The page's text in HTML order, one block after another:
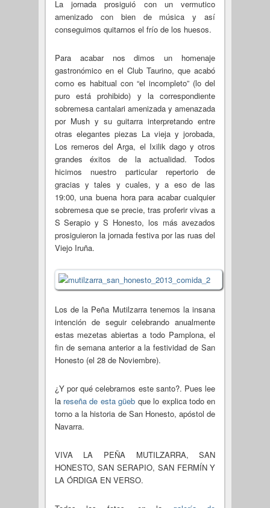
La jornada prosiguió con un vermutico
amenizado con bien de música y así
conseguimos quitarnos el frío de los huesos.
Para acabar nos dimos un homenaje
gastronómico en el Club Taurino, que acabó
como es habitual con “el incompleto” (lo del
puro está prohibido) y la correspondiente
sobremesa cantalari amenizada y amenazada
por Mush y su guitarra interpretando entre
otras elegantes piezas La vieja y jorobada,
Los remeros del Arga, el Ixilik dago y otros
grandes éxitos de la actualidad. Todos
hicimos nuestro particular repertorio de
gracias y tales y cuales, y a eso de las
19:00, una buena hora para acabar cualquier
sobremesa que se precie, tras proferir vivas a
S Serapio y S Honesto, los más avezados
prosiguieron la jornada festiva por las ruas del
Viejo Iruña.
Los de la Peña Mutilzarra tenemos la insana
intención de seguir celebrando anualmente
estas mezetas abiertas a todo Pamplona, el
fin de semana anterior a la festividad de San
Honesto (el 28 de Noviembre).
¿Y por qué celebramos este santo?. Pues lee
la reseña de esta güeb que lo explica todo en
torno a la historia de San Honesto, apóstol de
Navarra.
VIVA LA PEÑA MUTILZARRA, SAN
HONESTO, SAN SERAPIO, SAN FERMÍN Y
LA ÓRDIGA EN VERSO.